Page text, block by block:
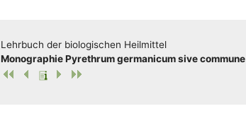
Lehr­buch der bio­lo­gi­schen Heilmittel
Mono­gra­phie Pyrethrum ger­ma­ni­cum sive com­mu­ne